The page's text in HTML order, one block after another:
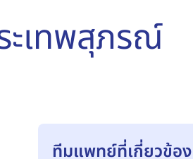
เทพสุภรณ์
ทีมแพทย์ที่เกี่ยวข้อง